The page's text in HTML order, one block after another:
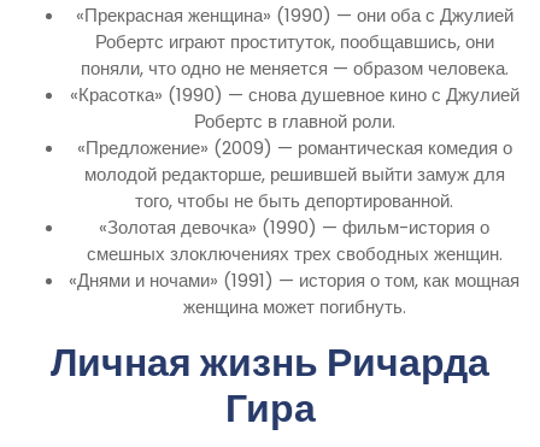
«Прекрасная женщина» (1990) — они оба с Джулией
Робертс играют проституток, пообщавшись, они
поняли, что одно не меняется — образом человека.
«Красотка» (1990) — снова душевное кино с Джулией
Робертс в главной роли.
«Предложение» (2009) — романтическая комедия о
молодой редакторше, решившей выйти замуж для
того, чтобы не быть депортированной.
«Золотая девочка» (1990) — фильм-история о
смешных злоключениях трех свободных женщин.
«Днями и ночами» (1991) — история о том, как мощная
женщина может погибнуть.
Личная жизнь Ричарда
Гира